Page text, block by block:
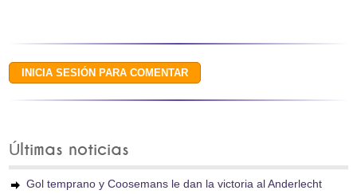
Últimas noticias
Gol temprano y Coosemans le dan la victoria al Anderlecht